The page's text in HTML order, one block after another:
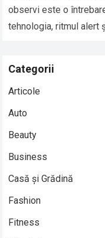
observi este o
tehnologia, ritmul alert
Categorii
Articole
Auto
Beauty
Business
Casă și Grădină
Fashion
Fitness